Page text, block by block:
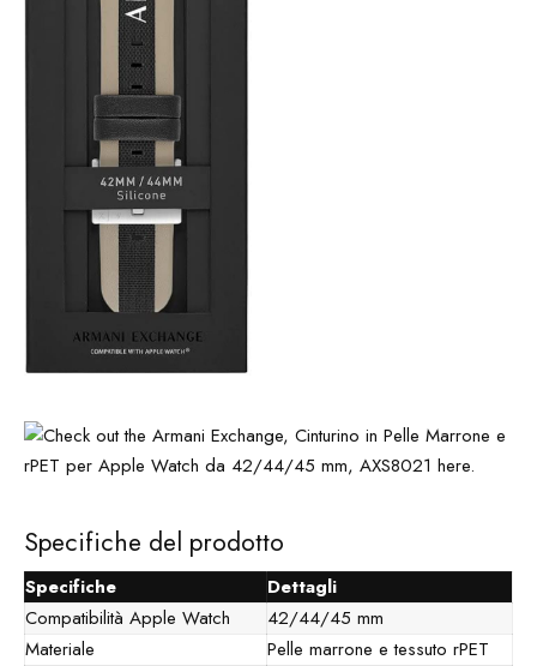
Specifiche del prodotto
Specifiche
Dettagli
Compatibilità Apple Watch
42/44/45 mm
Materiale
Pelle marrone e tessuto rPET